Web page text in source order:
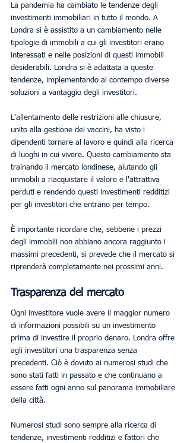
La pandemia ha cambiato le tendenze degli
investimenti immobiliari in tutto il mondo. A
Londra si è assistito a un cambiamento nelle
tipologie di immobili a cui gli investitori erano
interessati e nelle posizioni di questi immobili
desiderabili. Londra si è adattata a queste
tendenze, implementando al contempo diverse
soluzioni a vantaggio degli investitori.
L'allentamento delle restrizioni alle chiusure,
unito alla gestione dei vaccini, ha visto i
dipendenti tornare al lavoro e quindi alla ricerca
di luoghi in cui vivere. Questo cambiamento sta
trainando il mercato londinese, aiutando gli
immobili a riacquistare il valore e l'attrattiva
perduti e rendendo questi investimenti redditizi
per gli investitori che entrano per tempo.
È importante ricordare che, sebbene i prezzi
degli immobili non abbiano ancora raggiunto i
massimi precedenti, si prevede che il mercato si
riprenderà completamente nei prossimi anni.
Trasparenza del mercato
Ogni investitore vuole avere il maggior numero
di informazioni possibili su un investimento
prima di investire il proprio denaro. Londra offre
agli investitori una trasparenza senza
precedenti. Ciò è dovuto ai numerosi studi che
sono stati fatti in passato e che continuano a
essere fatti ogni anno sul panorama immobiliare
della città.
Numerosi studi sono sempre alla ricerca di
tendenze, investimenti redditizi e fattori che